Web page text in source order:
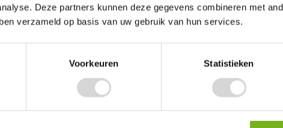
Deze partners kunnen deze gegevens combineren met
verzameld op basis van uw gebruik van hun services.
Voorkeuren Statistieken